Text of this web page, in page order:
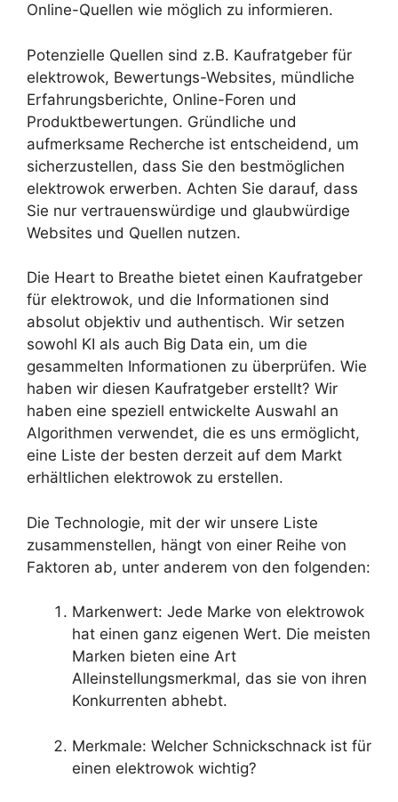
Online-Quellen wie möglich zu informieren.
Potenzielle Quellen sind z.B. Kaufratgeber für
elektrowok, Bewertungs-Websites, mündliche
Erfahrungsberichte, Online-Foren und
Produktbewertungen. Gründliche und
aufmerksame Recherche ist entscheidend, um
sicherzustellen, dass Sie den bestmöglichen
elektrowok erwerben. Achten Sie darauf, dass
Sie nur vertrauenswürdige und glaubwürdige
Websites und Quellen nutzen.
Die Heart to Breathe bietet einen Kaufratgeber
für elektrowok, und die Informationen sind
absolut objektiv und authentisch. Wir setzen
sowohl KI als auch Big Data ein, um die
gesammelten Informationen zu überprüfen. Wie
haben wir diesen Kaufratgeber erstellt? Wir
haben eine speziell entwickelte Auswahl an
Algorithmen verwendet, die es uns ermöglicht,
eine Liste der besten derzeit auf dem Markt
erhältlichen elektrowok zu erstellen.
Die Technologie, mit der wir unsere Liste
zusammenstellen, hängt von einer Reihe von
Faktoren ab, unter anderem von den folgenden:
Markenwert: Jede Marke von elektrowok
hat einen ganz eigenen Wert. Die meisten
Marken bieten eine Art
Alleinstellungsmerkmal, das sie von ihren
Konkurrenten abhebt.
Merkmale: Welcher Schnickschnack ist für
einen elektrowok wichtig?